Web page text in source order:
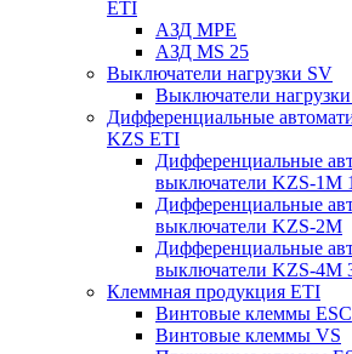
ETI
АЗД MPE
АЗД MS 25
Выключатели нагрузки SV
Выключатели
Дифференциальные
KZS ETI
Дифференциальные
выключатели KZS-1M
Дифференциальные
выключатели KZS-2M
Дифференциальные
выключатели KZS-4M
Клеммная продукция ETI
Винтовые клеммы ESC
Винтовые клеммы VS